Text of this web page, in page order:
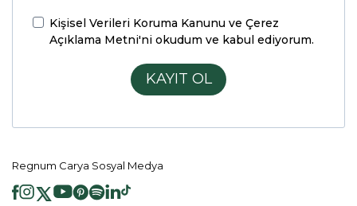
Kişisel Verileri Koruma Kanunu ve Çerez
Açıklama Metni'ni okudum ve kabul ediyorum.
KAYIT OL
Regnum Carya Sosyal Medya